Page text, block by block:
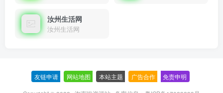
汝州生活网
汝州生活网
友链申请 网站地图 本站主题 广告合作 免责申明